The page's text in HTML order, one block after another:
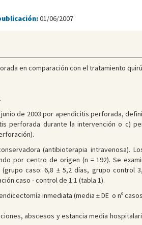
01/06/2007
en comparación con el tratamiento
de 2003 por apendicitis perforada,
perforada durante la intervención o c)
(antibioterapia intravenosa).
por centro de origen (n = 192). Se
caso: 6,8 ± 5,2 días, grupo control
caso - control de 1:1 (tabla 1).
inmediata (media ± DE o nº
abscesos y estancia media